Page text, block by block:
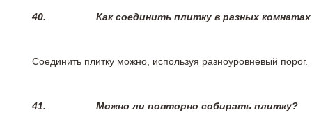
40. Как соединить плитку в разных
Соединить плитку можно, используя разноуровневый порог.
41. Можно ли повторно собирать плитку?